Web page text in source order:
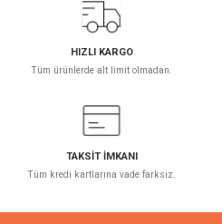
HIZLI KARGO
Tüm ürünlerde alt limit olmadan.
TAKSİT İMKANI
Tüm kredi kartlarına vade farksız.